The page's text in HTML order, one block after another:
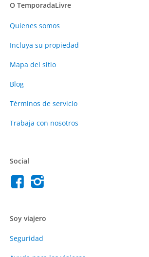
O TemporadaLivre
Quienes somos
Incluya su propiedad
Mapa del sitio
Blog
Términos de servicio
Trabaja con nosotros
Social
Soy viajero
Seguridad